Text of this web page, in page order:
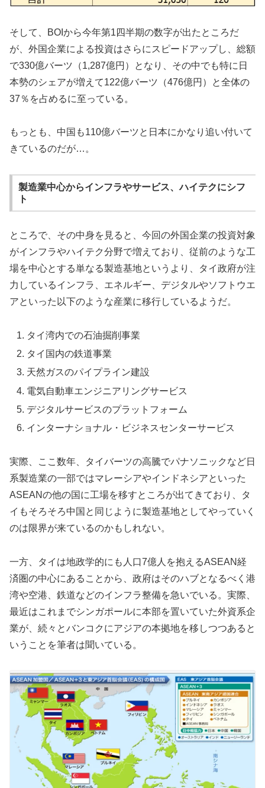
そして、BOIから今年第1四半期の数字が出たところだ
が、外国企業による投資はさらにスピードアップし、総額
で330億バーツ（1,287億円）となり、その中でも特に日
本勢のシェアが増えて122億バーツ（476億円）と全体の
37％を占めるに至っている。
もっとも、中国も110億バーツと日本にかなり追い付いて
きているのだが…。
製造業中心からインフラやサービス、ハイテクにシフ
ト
ところで、その中身を見ると、今回の外国企業の投資対象
がインフラやハイテク分野で増えており、従前のような工
場を中心とする単なる製造基地というより、タイ政府が注
力しているインフラ、エネルギー、デジタルやソフトウエ
アといった以下のような産業に移行しているようだ。
タイ湾内での石油掘削事業
タイ国内の鉄道事業
天然ガスのパイプライン建設
電気自動車エンジニアリングサービス
デジタルサービスのプラットフォーム
インターナショナル・ビジネスセンターサービス
実際、ここ数年、タイバーツの高騰でパナソニックなど日
系製造業の一部ではマレーシアやインドネシアといった
ASEANの他の国に工場を移すところが出てきており、タ
イもそろそろ中国と同じように製造基地としてやっていく
のは限界が来ているのかもしれない。
一方、タイは地政学的にも人口7億人を抱えるASEAN経
済圏の中心にあることから、政府はそのハブとなるべく港
湾や空港、鉄道などのインフラ整備を急いでいる。実際、
最近はこれまでシンガポールに本部を置いていた外資系企
業が、続々とバンコクにアジアの本拠地を移しつつあると
いうことを筆者は聞いている。